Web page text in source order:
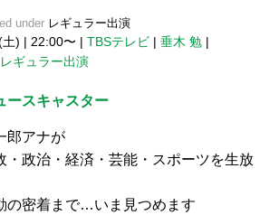
under レギュラー出演
) | 22:00〜 | TBSテレビ | 垂木 勉 |
レギュラー出演
ースキャスター
郎アナが
・政治・経済・芸能・スポーツを生放
の密着まで…いま見つめます